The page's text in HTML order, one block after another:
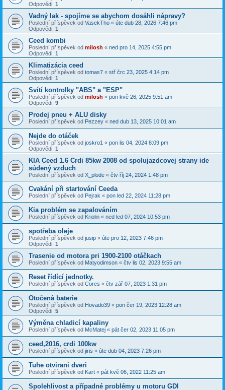
Odpovědi: 1
Vadný lak - spojíme se abychom dosáhli nápravy?
Poslední příspěvek od VasekTho « úte dub 28, 2026 7:46 pm
Odpovědi: 1
Ceed kombi
Poslední příspěvek od milosh « ned pro 14, 2025 4:55 pm
Odpovědi: 1
Klimatizácia ceed
Poslední příspěvek od tomas7 « stř črc 23, 2025 4:14 pm
Odpovědi: 1
Svítí kontrolky "ABS" a "ESP"
Poslední příspěvek od milosh « pon kvě 26, 2025 9:51 am
Odpovědi: 9
Prodej pneu + ALU disky
Poslední příspěvek od Pezzey « ned dub 13, 2025 10:01 am
Nejde do otáček
Poslední příspěvek od joskro1 « pon lis 04, 2024 8:09 pm
Odpovědi: 1
KIA Ceed 1.6 Crdi 85kw 2008 od spolujazdcovej strany ide
súdený vzduch
Poslední příspěvek od X_plode « čtv říj 24, 2024 1:48 pm
Cvakání při startování Ceeda
Poslední příspěvek od Pejrak « pon led 22, 2024 11:28 pm
Kia problém se zapalováním
Poslední příspěvek od Kriolin « ned led 07, 2024 10:53 pm
spotřeba oleje
Poslední příspěvek od jusip « úte pro 12, 2023 7:46 pm
Odpovědi: 1
Trasenie od motora pri 1900-2100 otáčkach
Poslední příspěvek od Matyodimson « čtv lis 02, 2023 9:55 am
Reset řídící jednotky.
Poslední příspěvek od Cores « čtv zář 07, 2023 1:31 pm
Otočená baterie
Poslední příspěvek od Hovado39 « pon čer 19, 2023 12:28 am
Odpovědi: 5
Výměna chladicí kapaliny
Poslední příspěvek od McMatej « pát čer 02, 2023 11:05 pm
ceed,2016, crdi 100kw
Poslední příspěvek od jiris « úte dub 04, 2023 7:26 pm
Tuhe otvirani dveri
Poslední příspěvek od Kart « pát kvě 06, 2022 11:25 am
Spolehlivost a případné problémy u motoru GDI